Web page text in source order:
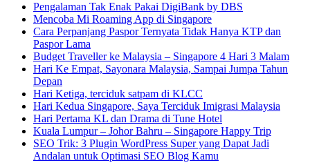
Pengalaman Tak Enak Pakai DigiBank by DBS
Mencoba Mi Roaming App di Singapore
Cara Perpanjang Paspor Ternyata Tidak Hanya KTP dan
Paspor Lama
Budget Traveller ke Malaysia – Singapore 4 Hari 3 Malam
Hari Ke Empat, Sayonara Malaysia, Sampai Jumpa Tahun
Depan
Hari Ketiga, terciduk satpam di KLCC
Hari Kedua Singapore, Saya Terciduk Imigrasi Malaysia
Hari Pertama KL dan Drama di Tune Hotel
Kuala Lumpur – Johor Bahru – Singapore Happy Trip
SEO Trik: 3 Plugin WordPress Super yang Dapat Jadi
Andalan untuk Optimasi SEO Blog Kamu